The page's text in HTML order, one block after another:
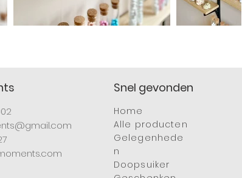
Snel gevonden
Home
Alle producten
Gelegenhede
n
Doopsuiker